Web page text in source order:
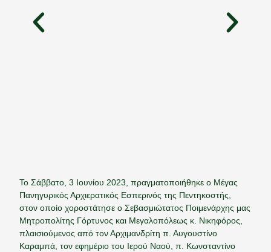
Το Σάββατο, 3 Ιουνίου 2023, πραγματοποιήθηκε ο Μέγας
Πανηγυρικός Αρχιερατικός Εσπερινός της Πεντηκοστής,
στον οποίο χοροστάτησε ο Σεβασμιώτατος Ποιμενάρχης μας
Μητροπολίτης Γόρτυνος και Μεγαλοπόλεως κ. Νικηφόρος,
πλαισιούμενος από τον Αρχιμανδρίτη π. Αυγουστίνο
Καραμπά, τον εφημέριο του Ιερού Ναού, π. Κωνσταντίνο